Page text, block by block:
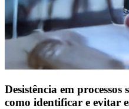
Desistência em processos
como identificar e evitar